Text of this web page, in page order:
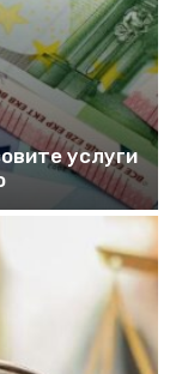
услуги